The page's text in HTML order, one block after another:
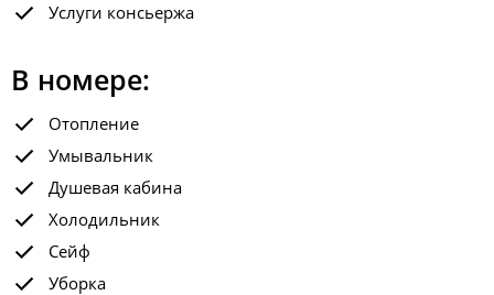
Услуги консьержа
В номере:
Отопление
Умывальник
Душевая кабина
Холодильник
Сейф
Уборка